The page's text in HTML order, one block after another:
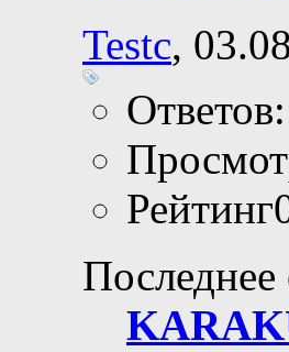
Testc,